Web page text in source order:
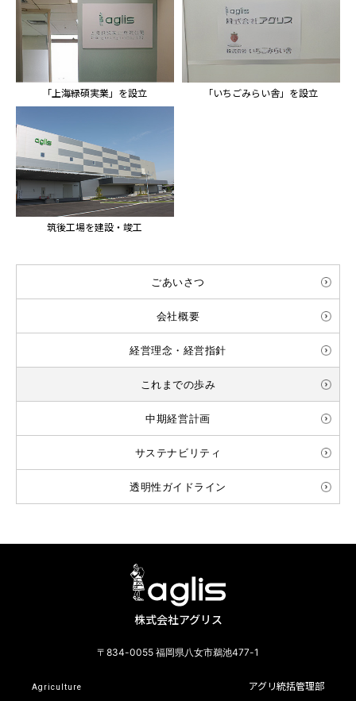
「上海緑碩実業」を設立 「いちごみらい舎」を設立
筑後工場を建設・竣工
ごあいさつ
会社概要
経営理念・経営指針
これまでの歩み
中期経営計画
サステナビリティ
透明性ガイドライン
株式会社アグリス
〒834-0055 福岡県八女市鵜池477-1
Agriculture アグリ統括管理部